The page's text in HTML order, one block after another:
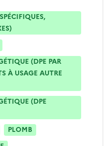
(DPE PAR
À USAGE AUTRE
(DPE
PLOMB